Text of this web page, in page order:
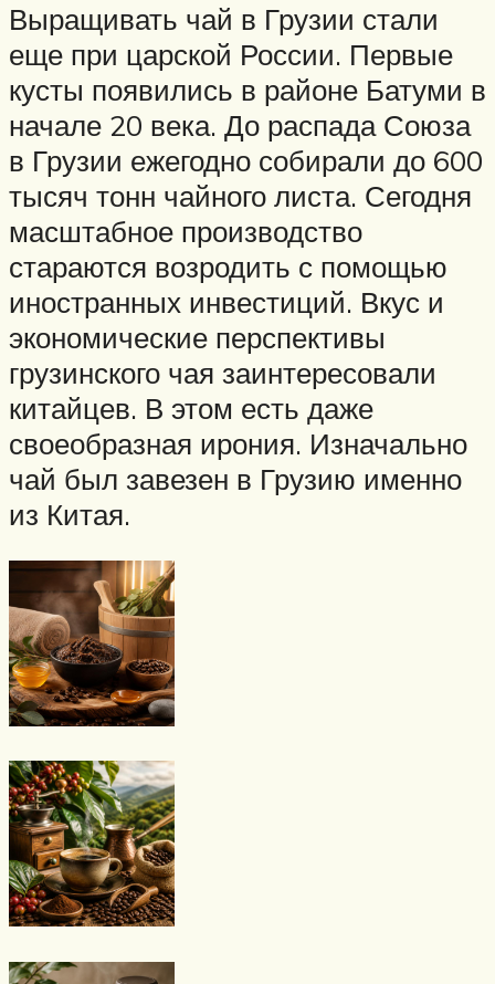
Выращивать чай в Грузии стали
еще при царской России. Первые
кусты появились в районе Батуми в
начале 20 века. До распада Союза
в Грузии ежегодно собирали до 600
тысяч тонн чайного листа. Сегодня
масштабное производство
стараются возродить с помощью
иностранных инвестиций. Вкус и
экономические перспективы
грузинского чая заинтересовали
китайцев. В этом есть даже
своеобразная ирония. Изначально
чай был завезен в Грузию именно
из Китая.